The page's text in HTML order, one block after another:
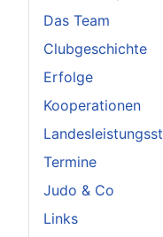
Das Team
Clubgeschichte
Erfolge
Kooperationen
Termine
Judo & Co
Links